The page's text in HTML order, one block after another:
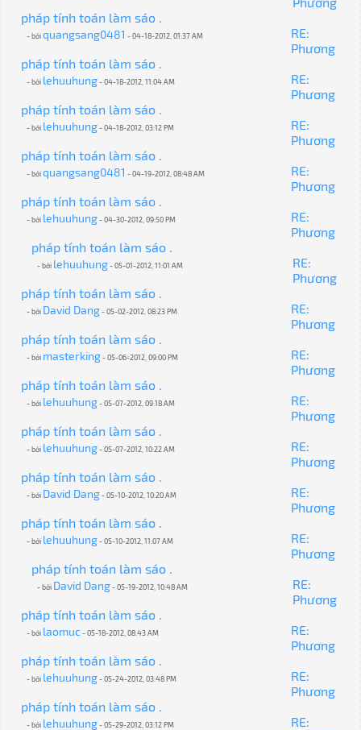
pháp tính toán làm sáo .
- bởiquangsang0481 - 04-18-2012, 01:37 AM
RE:
Phương
pháp tính toán làm sáo .
- bởi lehuuhung- 04-18-2012, 11:04 AM
RE:
Phương
pháp tính toán làm sáo .
- bởi lehuuhung- 04-18-2012, 03:12 PM
RE:
Phương
pháp tính toán làm sáo .
- bởiquangsang0481 - 04-19-2012, 08:48 AM
RE:
Phương
pháp tính toán làm sáo .
- bởi lehuuhung- 04-30-2012, 09:50 PM
RE:
Phương
pháp tính toán làm sáo .
- bởi lehuuhung- 05-01-2012, 11:01 AM
RE:
Phương
pháp tính toán làm sáo .
- bởi David Dang- 05-02-2012, 08:23 PM
RE:
Phương
pháp tính toán làm sáo .
- bởi masterking- 05-06-2012, 09:00 PM
RE:
Phương
pháp tính toán làm sáo .
- bởi lehuuhung- 05-07-2012, 09:18 AM
RE:
Phương
pháp tính toán làm sáo .
- bởi lehuuhung- 05-07-2012, 10:22 AM
RE:
Phương
pháp tính toán làm sáo .
- bởi David Dang- 05-10-2012, 10:20 AM
RE:
Phương
pháp tính toán làm sáo .
- bởi lehuuhung- 05-10-2012, 11:07 AM
RE:
Phương
pháp tính toán làm sáo .
- bởi David Dang- 05-19-2012, 10:48 AM
RE:
Phương
pháp tính toán làm sáo .
- bởi laomuc- 05-18-2012, 08:43 AM
RE:
Phương
pháp tính toán làm sáo .
- bởi lehuuhung- 05-24-2012, 03:48 PM
RE:
Phương
pháp tính toán làm sáo .
- bởi lehuuhung- 05-29-2012, 03:12 PM
RE: